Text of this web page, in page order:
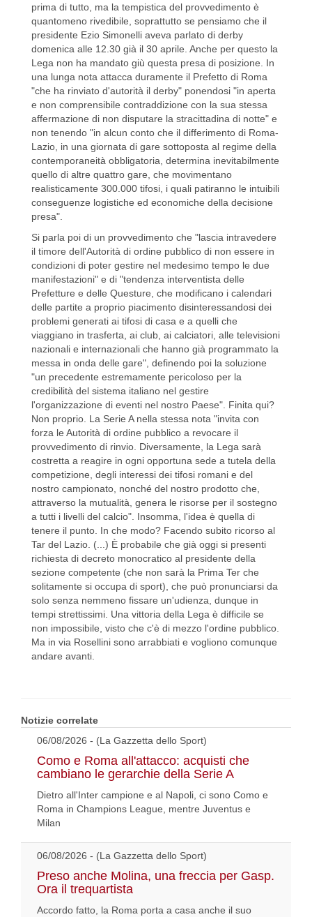
prima di tutto, ma la tempistica del provvedimento è
quantomeno rivedibile, soprattutto se pensiamo che il
presidente Ezio Simonelli aveva parlato di derby
domenica alle 12.30 già il 30 aprile. Anche per questo la
Lega non ha mandato giù questa presa di posizione. In
una lunga nota attacca duramente il Prefetto di Roma
"che ha rinviato d'autorità il derby" ponendosi "in aperta
e non comprensibile contraddizione con la sua stessa
affermazione di non disputare la stracittadina di notte" e
non tenendo "in alcun conto che il differimento di Roma-
Lazio, in una giornata di gare sottoposta al regime della
contemporaneità obbligatoria, determina inevitabilmente
quello di altre quattro gare, che movimentano
realisticamente 300.000 tifosi, i quali patiranno le intuibili
conseguenze logistiche ed economiche della decisione
presa".
Si parla poi di un provvedimento che "lascia intravedere
il timore dell'Autorità di ordine pubblico di non essere in
condizioni di poter gestire nel medesimo tempo le due
manifestazioni" e di "tendenza interventista delle
Prefetture e delle Questure, che modificano i calendari
delle partite a proprio piacimento disinteressandosi dei
problemi generati ai tifosi di casa e a quelli che
viaggiano in trasferta, ai club, ai calciatori, alle televisioni
nazionali e internazionali che hanno già programmato la
messa in onda delle gare", definendo poi la soluzione
"un precedente estremamente pericoloso per la
credibilità del sistema italiano nel gestire
l'organizzazione di eventi nel nostro Paese". Finita qui?
Non proprio. La Serie A nella stessa nota "invita con
forza le Autorità di ordine pubblico a revocare il
provvedimento di rinvio. Diversamente, la Lega sarà
costretta a reagire in ogni opportuna sede a tutela della
competizione, degli interessi dei tifosi romani e del
nostro campionato, nonché del nostro prodotto che,
attraverso la mutualità, genera le risorse per il sostegno
a tutti i livelli del calcio". Insomma, l'idea è quella di
tenere il punto. In che modo? Facendo subito ricorso al
Tar del Lazio. (...) È probabile che già oggi si presenti
richiesta di decreto monocratico al presidente della
sezione competente (che non sarà la Prima Ter che
solitamente si occupa di sport), che può pronunciarsi da
solo senza nemmeno fissare un'udienza, dunque in
tempi strettissimi. Una vittoria della Lega è difficile se
non impossibile, visto che c'è di mezzo l'ordine pubblico.
Ma in via Rosellini sono arrabbiati e vogliono comunque
andare avanti.
Notizie correlate
06/08/2026 - (La Gazzetta dello Sport)
Como e Roma all'attacco: acquisti che
cambiano le gerarchie della Serie A
Dietro all'Inter campione e al Napoli, ci sono Como e
Roma in Champions League, mentre Juventus e
Milan
06/08/2026 - (La Gazzetta dello Sport)
Preso anche Molina, una freccia per Gasp.
Ora il trequartista
Accordo fatto, la Roma porta a casa anche il suo